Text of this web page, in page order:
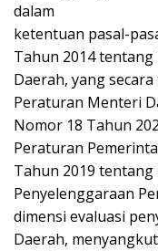
dalam
ketentuan pasal-
Tahun 2014
Daerah, yang
Peraturan Menteri
Nomor 18 Tahun
Peraturan
Tahun 2019 tentang
Penyelenggaraan
dimensi evaluasi
Daerah, menyangkut